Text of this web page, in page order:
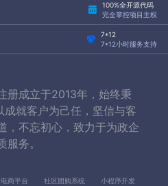
100%全开源代码
完全掌控项目主权
7*12
7*12小时服务支持
册成立于2013年，始终秉
成就客户为己任，坚信与客
，不忘初心，致力于为政企
务。
商平台 社区团购系统 小程序开发